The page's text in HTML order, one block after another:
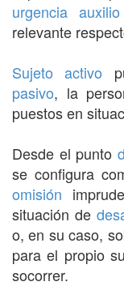
urgencia auxilio
relevante
Sujeto activo
pasivo, la
puestos en
Desde el punto
se configura
omisión
situación de
o, en su caso,
para el propio
socorrer.